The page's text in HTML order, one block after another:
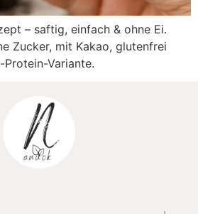
– saftig, einfach & ohne Ei.
Zucker, mit Kakao, glutenfrei
Variante.